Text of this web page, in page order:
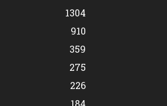
1304
910
359
275
226
184